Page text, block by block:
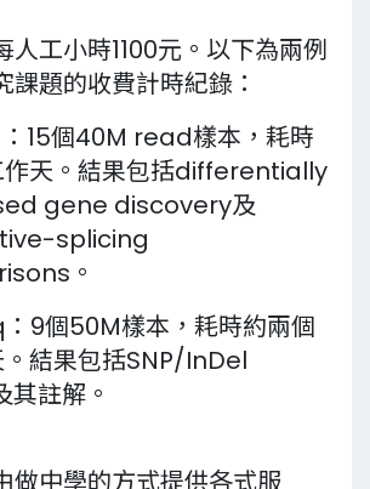
人工小時1100元。以下為兩例
課題的收費計時紀錄：
15個40M read樣本，耗時
作天。結果包括differentially
gene discovery及
splicing
。
9個50M樣本，耗時約兩個
結果包括SNP/InDel
註解。
做中學的方式提供各式服